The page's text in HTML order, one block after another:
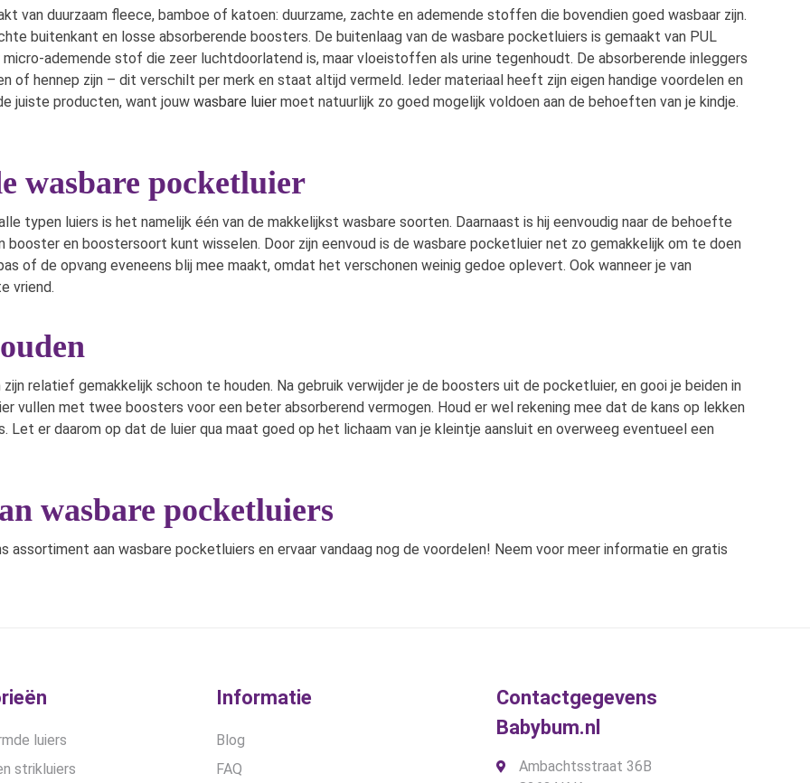
van duurzaam fleece, bamboe of katoen: duurzame, zachte en ademende stoffen die bovendien goed wasbaar zijn.
buitenkant en losse absorberende boosters. De buitenlaag van de wasbare pocketluiers is gemaakt van PUL
ademende stof die zeer luchtdoorlatend is, maar vloeistoffen als urine tegenhoudt. De absorberende inleggers
of hennep zijn – dit verschilt per merk en staat altijd vermeld. Ieder materiaal heeft zijn eigen handige voordelen en
juiste producten, want jouw wasbare luier moet natuurlijk zo goed mogelijk voldoen aan de behoeften van je kindje.
wasbare pocketluier
typen luiers is het namelijk één van de makkelijkst wasbare soorten. Daarnaast is hij eenvoudig naar de behoefte
booster en boostersoort kunt wisselen. Door zijn eenvoud is de wasbare pocketluier net zo gemakkelijk om te doen
of de opvang eveneens blij mee maakt, omdat het verschonen weinig gedoe oplevert. Ook wanneer je van
vriend.
relatief gemakkelijk schoon te houden. Na gebruik verwijder je de boosters uit de pocketluier, en gooi je beiden in
vullen met twee boosters voor een beter absorberend vermogen. Houd er wel rekening mee dat de kans op lekken
er daarom op dat de luier qua maat goed op het lichaam van je kleintje aansluit en overweeg eventueel een
wasbare pocketluiers
assortiment aan wasbare pocketluiers en ervaar vandaag nog de voordelen! Neem voor meer informatie en gratis
luiers
strikluiers
Informatie
Blog
FAQ
Contactgegevens
Babybum.nl
Ambachtsstraat 36B